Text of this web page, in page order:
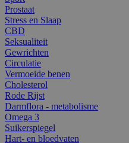
Prostaat
Stress en Slaap
CBD
Seksualiteit
Gewrichten
Circulatie
Vermoeide benen
Cholesterol
Rode Rijst
Darmflora - metabolisme
Omega 3
Suikerspiegel
Hart- en bloedvaten